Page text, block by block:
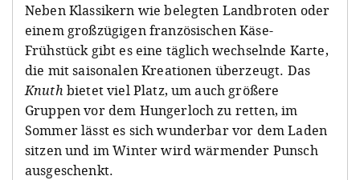
Neben Klassikern wie belegten Landbroten oder
einem großzügigen französischen Käse-
Frühstück gibt es eine täglich wechselnde Karte,
die mit saisonalen Kreationen überzeugt. Das
Knuth bietet viel Platz, um auch größere
Gruppen vor dem Hungerloch zu retten, im
Sommer lässt es sich wunderbar vor dem Laden
sitzen und im Winter wird wärmender Punsch
ausgeschenkt.